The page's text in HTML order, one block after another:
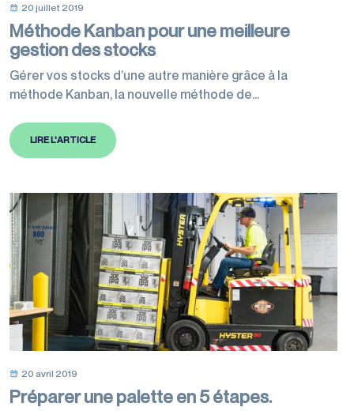
20 juillet 2019
Méthode Kanban pour une meilleure
gestion des stocks
Gérer vos stocks d’une autre manière grâce à la
méthode Kanban, la nouvelle méthode de
“plein/vide”.
LIRE L'ARTICLE
20 avril 2019
Préparer une palette en 5 étapes.